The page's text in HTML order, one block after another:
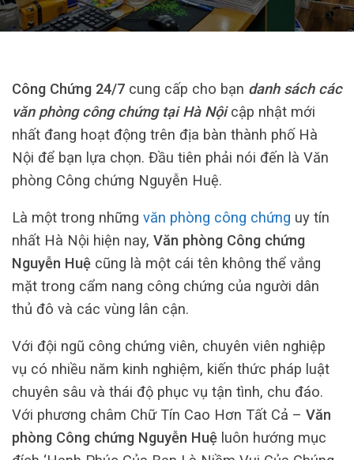
Công Chứng 24/7 cung cấp cho bạn danh sách các
văn phòng công chứng tại Hà Nội cập nhật mới
nhất đang hoạt động trên địa bàn thành phố Hà
Nội để bạn lựa chọn. Đầu tiên phải nói đến là Văn
phòng Công chứng Nguyễn Huệ.
Là một trong những văn phòng công chứng uy tín
nhất Hà Nội hiện nay, Văn phòng Công chứng
Nguyễn Huệ cũng là một cái tên không thể vắng
mặt trong cẩm nang công chứng của người dân
thủ đô và các vùng lân cận.
Với đội ngũ công chứng viên, chuyên viên nghiệp
vụ có nhiều năm kinh nghiệm, kiến thức pháp luật
chuyên sâu và thái độ phục vụ tận tình, chu đáo.
Với phương châm Chữ Tín Cao Hơn Tất Cả – Văn
phòng Công chứng Nguyễn Huệ luôn hướng mục